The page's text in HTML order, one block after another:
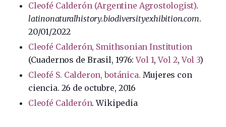
Cleofé Calderón (Argentine Agrostologist).
latinonaturalhistory.biodiversityexhibition.com.
20/01/2022
Cleofé Calderón, Smithsonian Institution
(Cuadernos de Brasil, 1976:Vol 1,Vol 2,Vol 3)
Cleofé S. Calderon, botánica. Mujeres con
ciencia. 26 de octubre, 2016
Cleofé Calderón. Wikipedia